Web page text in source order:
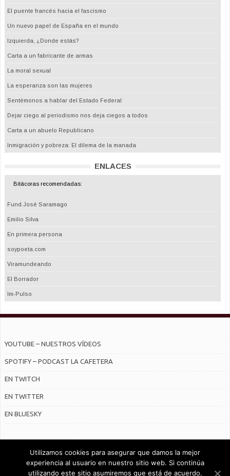
El puente francés hacia el fascismo
Un nuevo papel de España en el mundo
Izquierda, ¿Donde estás?
Carta a un fabricante de armas
La moral sexual
La esperanza son las mujeres
Sentémonos a hablar del Estado Federal
Dejar ciego al periodismo nos deja ciegos a todos
Carta a un abuelo Republicano
Inmigración y pobreza: El dilema de la manada
ENLACES
Bitácoras recomendadas:
Fund.José Saramago
Emilio Silva
En primera persona
soypoeta.com
Viramundeando
El Borrador
Im-Pulso
YOUTUBE – NUESTROS VÍDEOS
SPOTIFY – PODCAST LA CAFETERA
EN TWITCH
EN TWITTER
EN BLUESKY
© Radiocable en Internet S.L.
Utilizamos cookies para asegurar que damos la mejor
experiencia al usuario en nuestro sitio web. Si continúa
utilizando este sitio asumiremos que está de acuerdo.